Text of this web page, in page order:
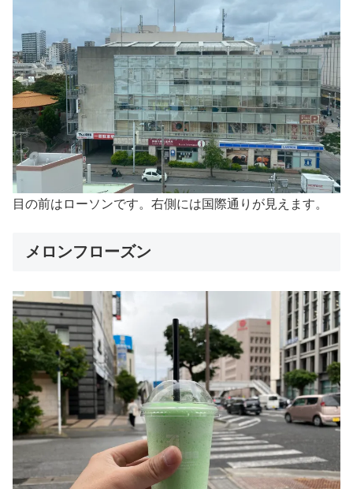
目の前はローソンです。右側には国際通りが見えます。
メロンフローズン